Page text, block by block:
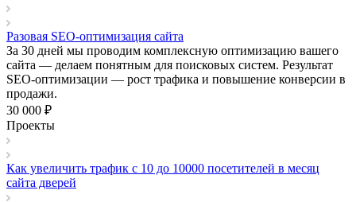
Разовая SEO-оптимизация сайта
За 30 дней мы проводим комплексную оптимизацию вашего
сайта — делаем понятным для поисковых систем. Результат
SEO-оптимизации — рост трафика и повышение конверсии в
продажи.
30 000 ₽
Проекты
Как увеличить трафик с 10 до 10000 посетителей в месяц
сайта дверей